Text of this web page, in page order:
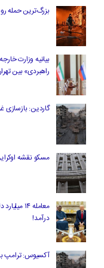
بزرگ‌ترین حمله
بیانیه وزارت
راهبردی» بین
گاردین: بازسازی
مسکو نقشه
معامله
درآمد!
آکسیوس: ترامپ به توافق